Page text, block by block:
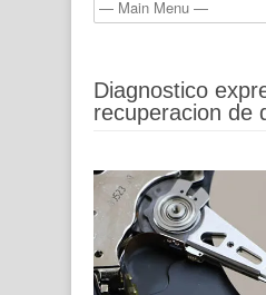
Diagnostico
recuperacion de